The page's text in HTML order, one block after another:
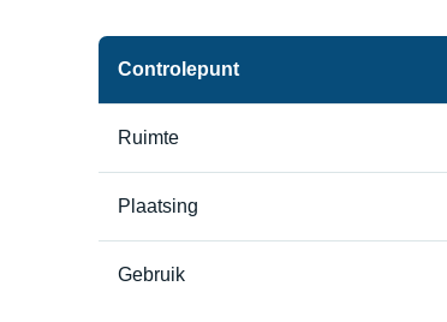
Controlepunt
Ruimte
Plaatsing
Gebruik